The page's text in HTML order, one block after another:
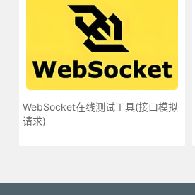
WebSocket在线测试工具(接口模拟
请求)